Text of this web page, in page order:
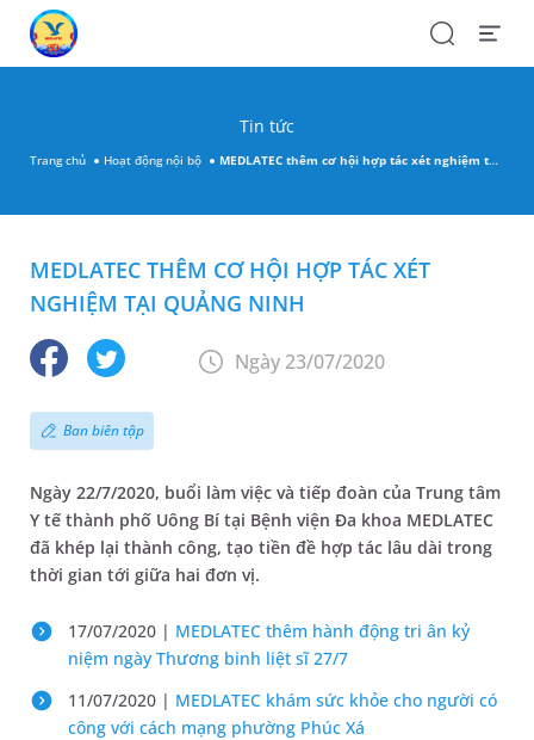
SearchOpen
Tin tức
Trang chủ Hoạt động nội bộ MEDLATEC thêm cơ hội hợp tác xét nghiệm tại Quảng Ninh
MEDLATEC THÊM CƠ HỘI HỢP TÁC XÉT
NGHIỆM TẠI QUẢNG NINH
Ngày 23/07/2020
Ban biên tập
Ngày 22/7/2020, buổi làm việc và tiếp đoàn của Trung tâm
Y tế thành phố Uông Bí tại Bệnh viện Đa khoa MEDLATEC
đã khép lại thành công, tạo tiền đề hợp tác lâu dài trong
thời gian tới giữa hai đơn vị.
17/07/2020 | MEDLATEC thêm hành động tri ân kỷ
niệm ngày Thương binh liệt sĩ 27/7
11/07/2020 | MEDLATEC khám sức khỏe cho người có
công với cách mạng phường Phúc Xá